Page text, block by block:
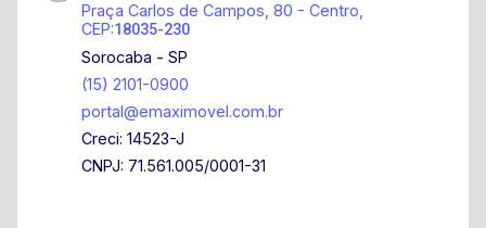
Praça Carlos de Campos, 80 - Centro,
CEP:18035-230
Sorocaba - SP
(15) 2101-0900
portal@emaximovel.com.br
Creci: 14523-J
CNPJ: 71.561.005/0001-31